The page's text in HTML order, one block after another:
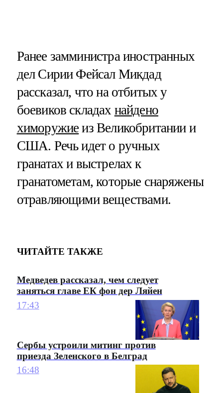
Ранее замминистра иностранных
дел Сирии Фейсал Микдад
рассказал, что на отбитых у
боевиков складах найдено
химоружие из Великобритании и
США. Речь идет о ручных
гранатах и выстрелах к
гранатометам, которые снаряжены
отравляющими веществами.
ЧИТАЙТЕ ТАКЖЕ
Медведев рассказал, чем следует
заняться главе ЕК фон дер Ляйен
17:43
Сербы устроили митинг против
приезда Зеленского в Белград
16:48